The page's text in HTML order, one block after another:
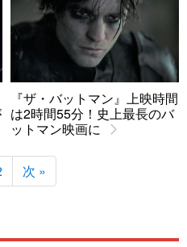
『ザ・バットマン』上映時間
は2時間55分！史上最長のバ
ットマン映画に
次 »